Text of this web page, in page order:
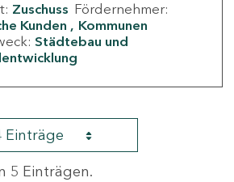
Zuschuss Fördernehmer:
Kunden
Kommunen
Städtebau und
Einträge
5 Einträgen.